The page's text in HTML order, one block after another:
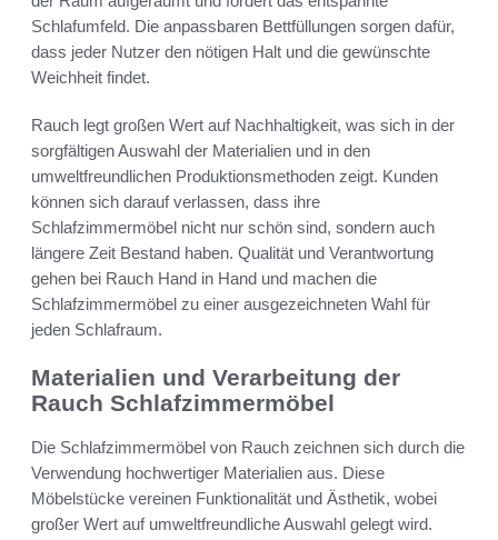
Schlafumfeld. Die anpassbaren Bettfüllungen sorgen dafür,
dass jeder Nutzer den nötigen Halt und die gewünschte
Weichheit findet.
Rauch legt großen Wert auf Nachhaltigkeit, was sich in der
sorgfältigen Auswahl der Materialien und in den
umweltfreundlichen Produktionsmethoden zeigt. Kunden
können sich darauf verlassen, dass ihre
Schlafzimmermöbel nicht nur schön sind, sondern auch
längere Zeit Bestand haben. Qualität und Verantwortung
gehen bei Rauch Hand in Hand und machen die
Schlafzimmermöbel zu einer ausgezeichneten Wahl für
jeden Schlafraum.
Materialien und Verarbeitung der
Rauch Schlafzimmermöbel
Die Schlafzimmermöbel von Rauch zeichnen sich durch die
Verwendung hochwertiger Materialien aus. Diese
Möbelstücke vereinen Funktionalität und Ästhetik, wobei
großer Wert auf umweltfreundliche Auswahl gelegt wird.